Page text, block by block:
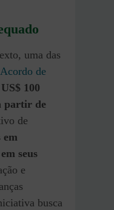
uma das
Acordo de
100
partir de
de
em
seus
e
busca